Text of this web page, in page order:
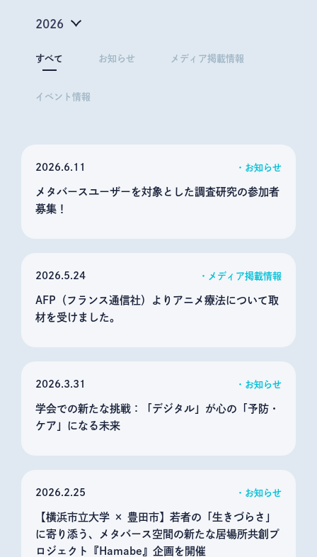
すべて お知らせ メディア掲載情報
イベント情報
2026 6.11 お知らせ
メタバースユーザーを対象とした調査研究の参加者
募集！
2026 5.24 メディア掲載情報
AFP（フランス通信社）よりアニメ療法について取
材を受けました。
2026 3.31 お知らせ
学会での新たな挑戦：「デジタル」が心の「予防・
ケア」になる未来
2026 2.25 お知らせ
【横浜市立大学 × 豊田市】若者の「生きづらさ」
に寄り添う、メタバース空間の新たな居場所共創プ
ロジェクト『Hamabe』企画を開催